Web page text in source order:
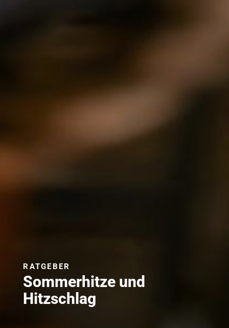
Sommerhitze und
Hitzschlag
RATGEBER